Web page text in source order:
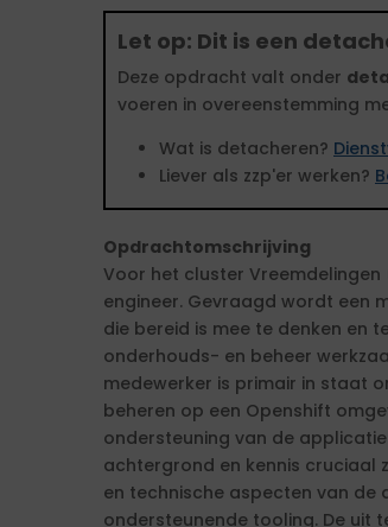
Let op: Dit is een
Deze opdracht valt onder
voeren in overeenstemming
Wat is detacheren?
Liever als zzp'er werken?
Opdrachtomschrijving
Voor het cluster Vreemdelingen
engineer. Gevraagd wordt een
die bereid is mee te denken en
onderhouds- en beheer
medewerker is primair in staat
beheren op een Openshift
ondersteuning van de
achtergrond en kennis cruciaal
en technische aspecten van
ondersteunende tooling. De uit